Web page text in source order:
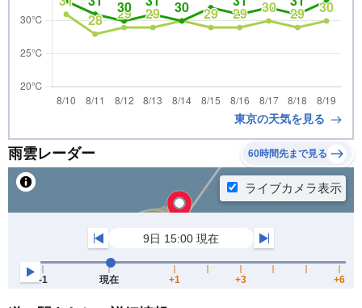
東京の天気を見る
雨雲レーダー 60時間先まで見る